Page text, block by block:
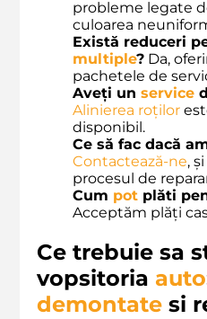
probleme legate
culoarea
Există reduceri
multiple? Da,
pachetele de
Aveți un service
Alinierea roților
disponibil.
Ce să fac dacă
Contactează-ne,
procesul de
Cum pot plăti
Acceptăm plăți
Ce trebuie sa
vopsitoria auto
demontate si